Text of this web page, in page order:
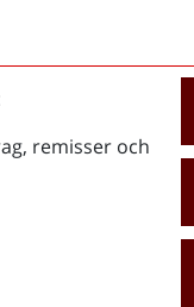
remisser och